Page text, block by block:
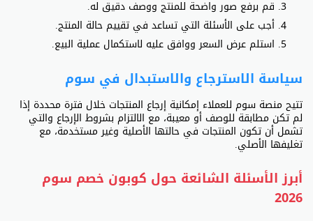
قم برفع صور واضحة للمنتج ووصف دقيق له.
أجب على الأسئلة التي تساعد في تقييم حالة المنتج.
استلم عرض السعر ووافق عليه لاستكمال عملية البيع.
سياسة الاسترجاع والاستبدال في سوم
تتيح منصة سوم للعملاء إمكانية إرجاع المنتجات خلال فترة محددة إذا
لم تكن مطابقة للوصف أو معيبة، مع الالتزام بشروط الإرجاع والتي
تشمل أن تكون المنتجات في حالتها الأصلية وغير مستخدمة، مع
تغليفها الأصلي.
أبرز الأسئلة الشائعة حول كوبون خصم سوم
2026